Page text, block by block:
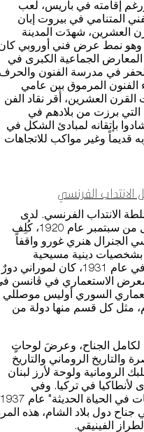
إقامته في باريس، لعب
المتنامي في بيروت إبان
العشرين، شهدَت المدينة
وهو نمط عرض فني أوروبي
الجماعية الكبرى في
في مدرسة الفنون
الفنون المرموق بين عامي
القرن العشرين، أقر نقاد الفن
التي برزت من بلادهم في
بإتقانه لمبادئ الشكل في
قديماً وغير مواكب للاتجاهات
الانتداب الفرنسي
الانتداب الفرنسي. لدى
إعلان قيام دولة لبنان الكبير في الأول من سبتمبر عام 1920، كُلِف
الجنرال هنري غورو واقفاً
دينية مسيحية
ومسلمة وشخصيات سياسية محلية. في عام 1931، كان لموراني دورٌ
الاستعماري في ڤانسن
السوري أوليس موصللي
مثل كل قسم منها دولة من
لكامل الجناح، وعرضَ لوحاتٍ
والتاريخ الروماني والتاريخ
الرومانية ولوحة لأرز لبنان
لأنطاكيا في تركيا. وفي
دول بلاد الشام، هذه
الفينيقي.